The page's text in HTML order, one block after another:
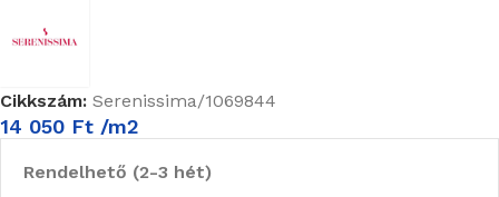
Cikkszám: Serenissima/1069844
14 050 Ft /m2
Rendelhető (2-3 hét)